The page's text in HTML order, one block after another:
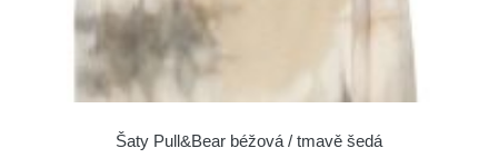
Šaty Pull&Bear béžová / tmavě šedá